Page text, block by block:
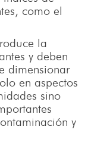
como el
la
y deben
dimensionar
en aspectos
sino
y